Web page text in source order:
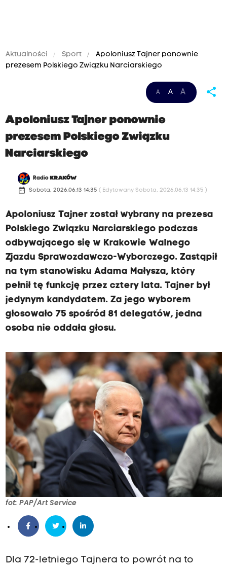
Aktualności Sport
Apoloniusz Tajner ponownie
prezesem Polskiego Związku Narciarskiego
A A A share
Apoloniusz Tajner ponownie
prezesem Polskiego Związku
Narciarskiego
Radio KRAKÓW
date_range Sobota, 2026.06.13 14:35 ( Edytowany Sobota, 2026.06.13 14:35 )
Apoloniusz Tajner został wybrany na prezesa
Polskiego Związku Narciarskiego podczas
odbywającego się w Krakowie Walnego
Zjazdu Sprawozdawczo-Wyborczego. Zastąpił
na tym stanowisku Adama Małysza, który
pełnił tę funkcję przez cztery lata. Tajner był
jedynym kandydatem. Za jego wyborem
głosowało 75 spośród 81 delegatów, jedna
osoba nie oddała głosu.
fot: PAP/Art Service
Dla 72-letniego Tajnera to powrót na to